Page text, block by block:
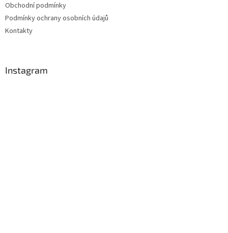
Obchodní podmínky
Podmínky ochrany osobních údajů
Kontakty
Instagram